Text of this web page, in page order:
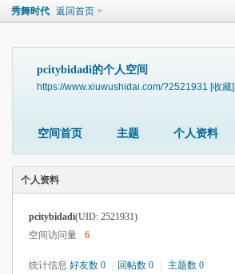
秀舞时代 返回首页
pcitybidadi的个人空间
https://www.xiuwushidai.com/?2521931 [收藏]
空间首页 主题 个人资料
个人资料
pcitybidadi(UID: 2521931)
空间访问量
6
统计信息 好友数 0 回帖数 0 主题数 0